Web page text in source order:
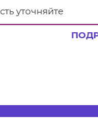
уточняйте